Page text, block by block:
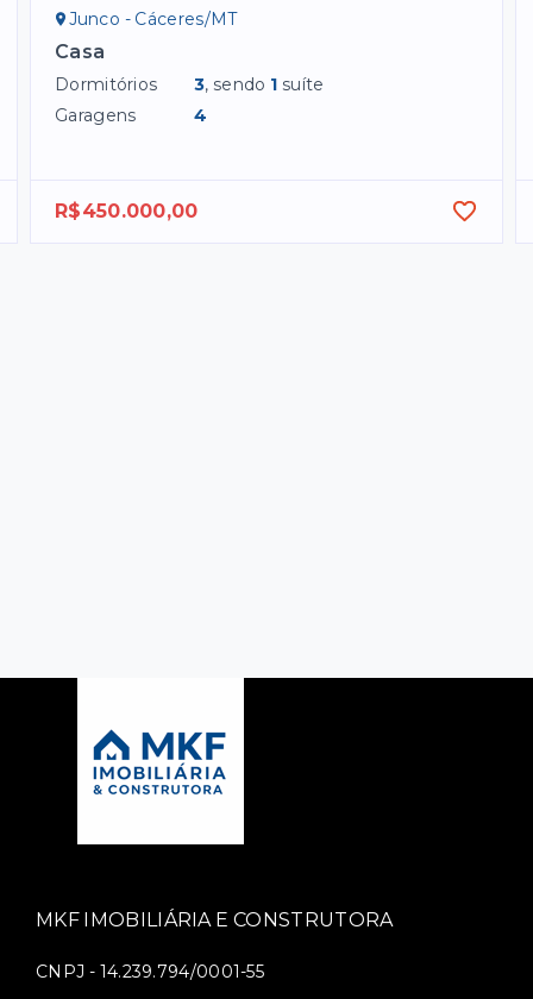
Junco - Cáceres/MT
Casa
Dormitórios 3, sendo 1 suíte
Garagens
4
R$450.000,00
MKF IMOBILIÁRIA E CONSTRUTORA
CNPJ - 14.239.794/0001-55